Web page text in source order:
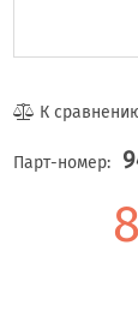
К
Парт-номер: